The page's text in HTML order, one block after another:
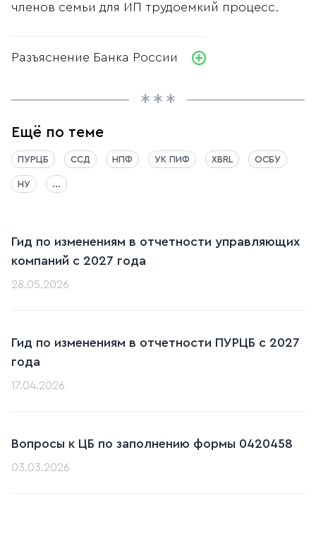
членов семьи для ИП трудоемкий процесс.
Разъяснение Банка России
Ещё по теме
ПУРЦБ ССД НПФ УК ПИФ XBRL ОСБУ
НУ ...
Гид по изменениям в отчетности управляющих
компаний с 2027 года
28.05.2026
Гид по изменениям в отчетности ПУРЦБ с 2027
года
17.04.2026
Вопросы к ЦБ по заполнению формы 0420458
03.03.2026